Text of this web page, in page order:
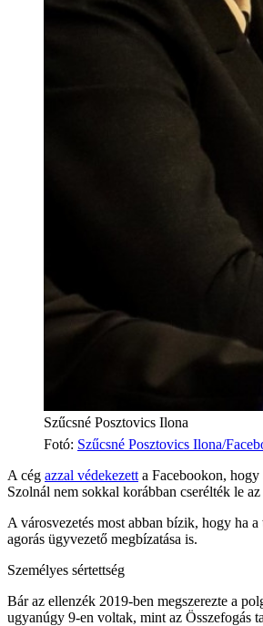
Szűcsné Posztovics Ilona
Fotó: Szűcsné Posztovics Ilona/
A cég azzal védekezett a Facebookon,
Szolnál nem sokkal korábban cserélték le
A városvezetés most abban bízik, hogy ha
agorás ügyvezető megbízatása is.
Személyes sértettség
Bár az ellenzék 2019-ben megszerezte a
ugyanúgy 9-en voltak, mint az Összefogás